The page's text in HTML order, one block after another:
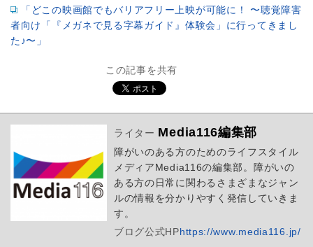
「どこの映画館でもバリアフリー上映が可能に！ 〜聴覚障害
者向け「『メガネで見る字幕ガイド』体験会」に行ってきまし
た♪〜」
この記事を共有
ライター Media116編集部
障がいのある方のためのライフスタイル
メディアMedia116の編集部。障がいの
ある方の日常に関わるさまざまなジャン
ルの情報を分かりやすく発信していきま
す。
ブログ公式HPhttps://www.media116.jp/